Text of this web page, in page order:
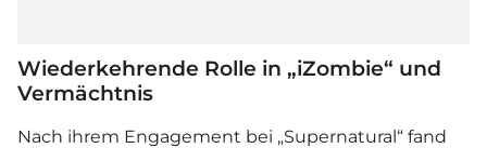
Wiederkehrende Rolle in „iZombie“ und
Vermächtnis
Nach ihrem Engagement bei „Supernatural“ fand